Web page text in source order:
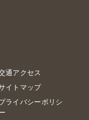
通アクセス
イトマップ
ライバシーポリシ